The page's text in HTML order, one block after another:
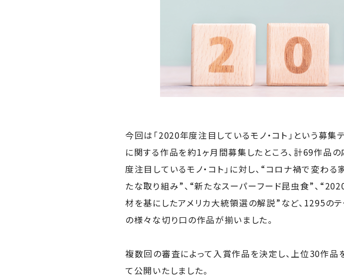
今回は「2020年度注目しているモノ・コト」という募集
に関する作品を約1ヶ月間募集したところ、計69作品
度注目しているモノ・コト」に対し、“コロナ禍で変わ
たな取り組み”、“新たなスーパーフード昆虫食”、
材を基にしたアメリカ大統領選の解説”など、1295の
の様々な切り口の作品が揃いました。
複数回の審査によって入賞作品を決定し、上位30作品
て公開いたしました。